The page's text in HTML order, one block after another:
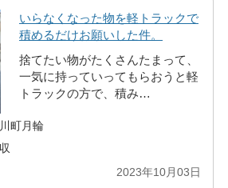
いらなくなった物を軽トラックで
積めるだけお願いした件。
捨てたい物がたくさんたまって、
一気に持っていってもらおうと軽
トラックの方で、積み…
町月輪
2023年10月03日